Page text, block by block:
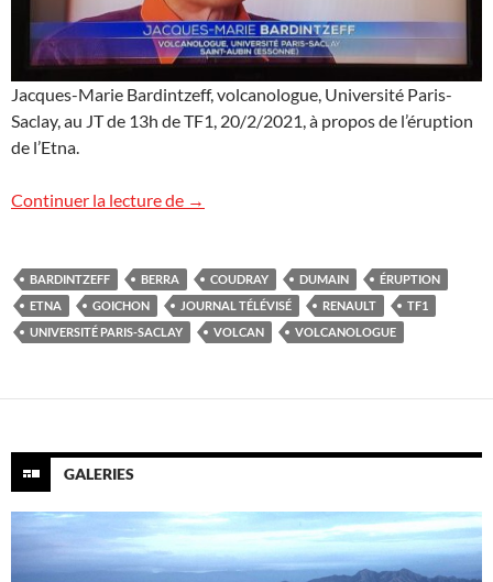
Jacques-Marie Bardintzeff, volcanologue, Université Paris-
Saclay, au JT de 13h de TF1, 20/2/2021, à propos de l’éruption
de l’Etna.
Continuer la lecture de L’Etna sur TF1
→
BARDINTZEFF BERRA COUDRAY DUMAIN
ÉRUPTION
ETNA
GOICHON JOURNAL TÉLÉVISÉ RENAULT
TF1
UNIVERSITÉ PARIS-SACLAY
VOLCAN VOLCANOLOGUE
GALERIES